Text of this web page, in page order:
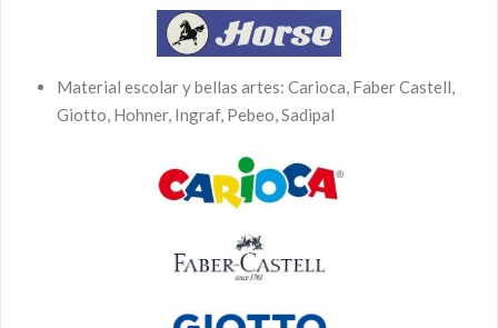
Material escolar y bellas artes: Carioca, Faber Castell,
Giotto, Hohner, Ingraf, Pebeo, Sadipal